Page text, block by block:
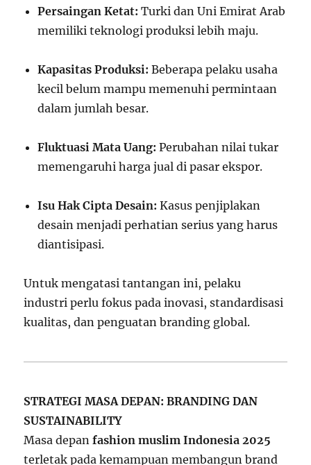
Persaingan Ketat: Turki dan Uni Emirat Arab
memiliki teknologi produksi lebih maju.
Kapasitas Produksi: Beberapa pelaku usaha
kecil belum mampu memenuhi permintaan
dalam jumlah besar.
Fluktuasi Mata Uang: Perubahan nilai tukar
memengaruhi harga jual di pasar ekspor.
Isu Hak Cipta Desain: Kasus penjiplakan
desain menjadi perhatian serius yang harus
diantisipasi.
Untuk mengatasi tantangan ini, pelaku
industri perlu fokus pada inovasi, standardisasi
kualitas, dan penguatan branding global.
STRATEGI MASA DEPAN: BRANDING DAN
SUSTAINABILITY
Masa depanfashion muslim Indonesia 2025
terletak pada kemampuan membangun brand